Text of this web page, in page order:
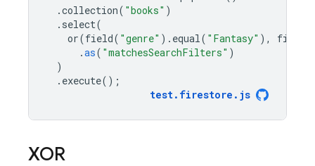
.collection( "books" )
. select(
or(field( "genre" ). equal( "Fantasy" ), field
.as( "matchesSearchFilters" )
)
. execute();
test. firestore . js
XOR